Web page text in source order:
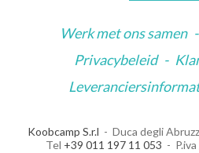
Werk met ons samen -
Privacybeleid -
Koobcamp S.r.l
Duca degli
Tel +39 011 197 11 053